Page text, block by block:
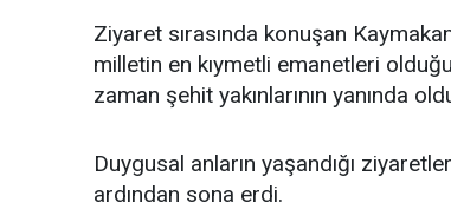
Ziyaret sırasında konuşan
milletin en kıymetli emanetleri
zaman şehit yakınlarının yanında
Duygusal anların yaşandığı
ardından sona erdi.